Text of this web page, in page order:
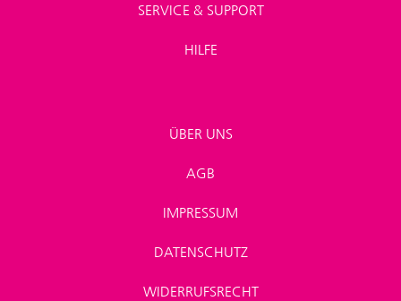
SERVICE & SUPPORT
HILFE
ÜBER UNS
AGB
IMPRESSUM
DATENSCHUTZ
WIDERRUFSRECHT